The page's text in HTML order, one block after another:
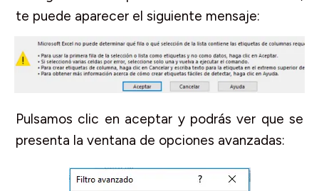
te puede aparecer el siguiente mensaje:
Pulsamos clic en aceptar y podrás ver que se
presenta la ventana de opciones avanzadas: